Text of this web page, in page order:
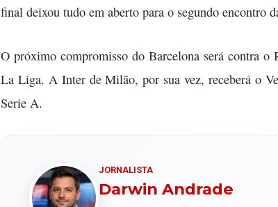
final deixou tudo em aberto para o segundo encontro
O próximo compromisso do Barcelona será contra
La Liga. A Inter de Milão, por sua vez, receberá o
Serie A.
JORNALISTA
Darwin Andrade